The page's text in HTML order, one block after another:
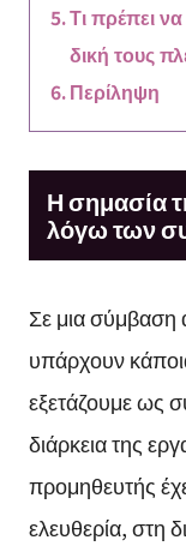
Τι πρέπει
δική τους
Περίληψη
Η σημασία
λόγω των
Σε μια
υπάρχουν
εξετάζουμε ως
διάρκεια της
προμηθευτής
ελευθερία, στη